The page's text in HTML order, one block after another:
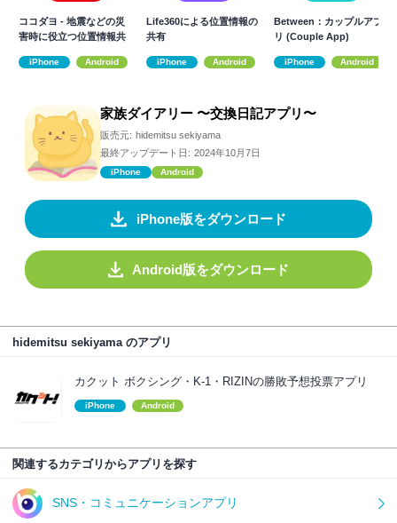
ココダヨ - 地震などの災
害時に役立つ位置情報共
iPhone Android
Life360による位置情報の
共有
iPhone Android
Between：カップルアプ
リ (Couple App)
iPhone Android
家族ダイアリー 〜交換日記アプリ〜
販売元: hidemitsu sekiyama
最終アップデート日: 2024年10月7日
iPhone Android
iPhone版をダウンロード
Android版をダウンロード
hidemitsu sekiyama のアプリ
カクット ボクシング・K-1・RIZINの勝敗予想投票アプリ
iPhone Android
関連するカテゴリからアプリを探す
SNS・コミュニケーションアプリ